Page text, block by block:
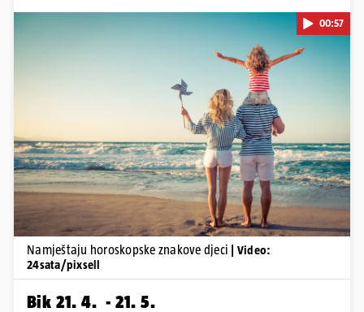
Pokretanje videa...
00:57
Namještaju horoskopske znakove djeci
| Video:
24sata/pixsell
Bik 21. 4. - 21. 5.